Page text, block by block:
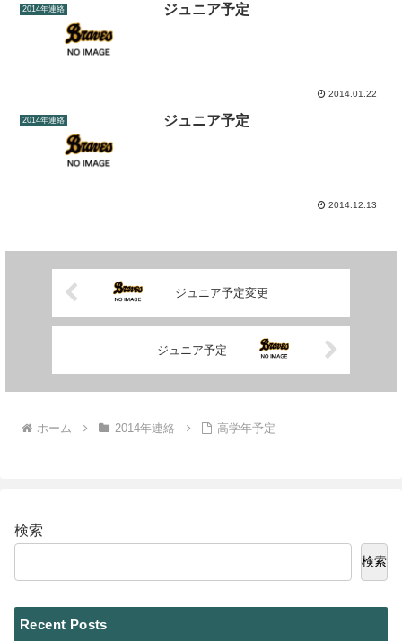
2014年連絡 ジュニア予定
2014.01.22
2014年連絡 ジュニア予定
2014.12.13
ジュニア予定変更
ジュニア予定
ホーム 2014年連絡 高学年予定
検索
検索
Recent Posts